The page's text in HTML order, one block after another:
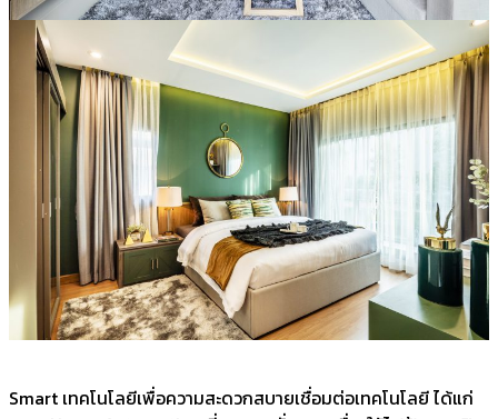
Smart เทคโนโลยีเพื่อความสะดวกสบายเชื่อมต่อเทคโนโลยี ได้แก่